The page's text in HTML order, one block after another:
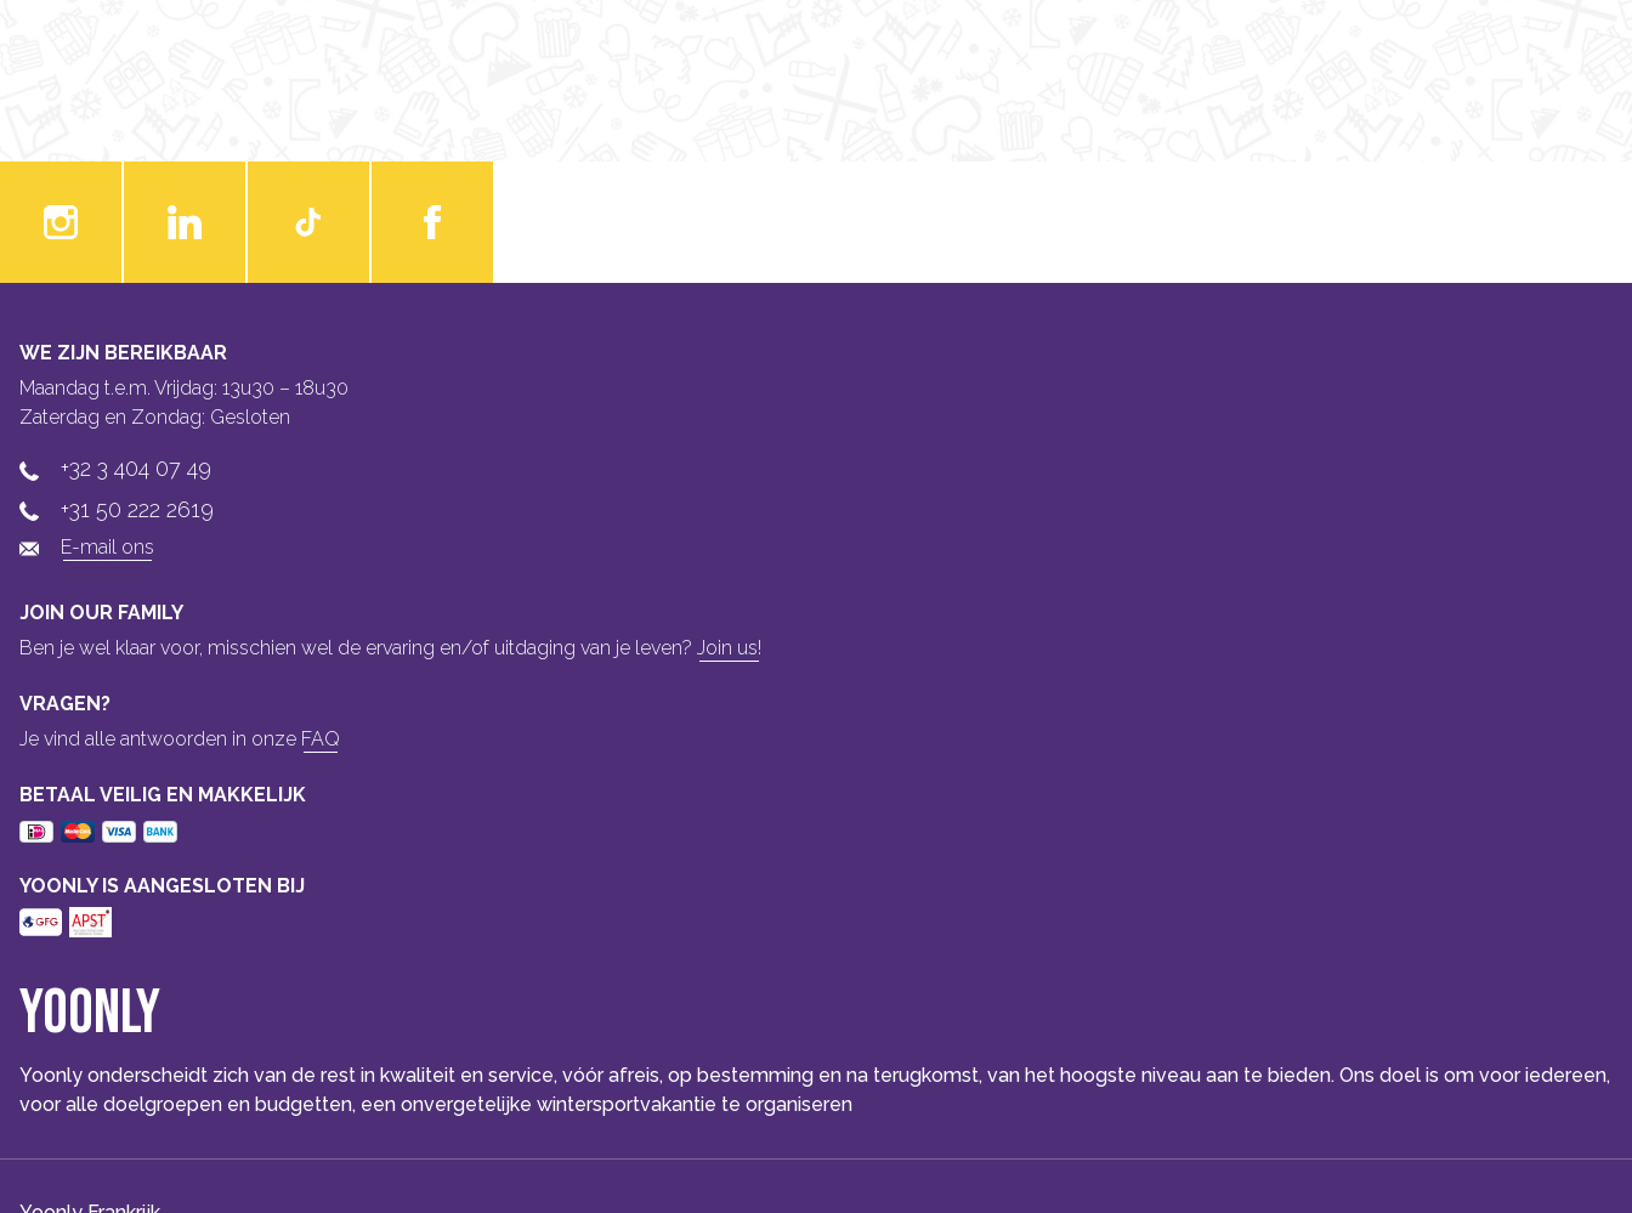
Yoonly
Yoonly onderscheidt zich van de rest in kwaliteit en service, vóór afreis, op bestemming en na terugkomst, van het hoogste niveau aan te bieden. Ons doel is om voor iedereen,
voor alle doelgroepen en budgetten, een onvergetelijke wintersportvakantie te organiseren
WE ZIJN BEREIKBAAR
Maandag t.e.m. Vrijdag: 13u30 – 18u30
Zaterdag en Zondag: Gesloten
+32 3 404 07 49
+31 50 222 2619
E-mail ons
JOIN OUR FAMILY
Ben je wel klaar voor, misschien wel de ervaring en/of uitdaging van je leven? Join us!
VRAGEN?
Je vind alle antwoorden in onze FAQ
BETAAL VEILIG EN MAKKELIJK
YOONLY IS AANGESLOTEN BIJ